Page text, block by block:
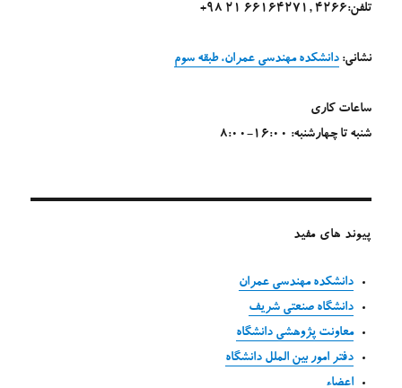
تلفن:4266 ,66164271 21 98+
نشانی:دانشکده مهندسی عمران، طبقه سوم
ساعات کاری
شنبه تا چهارشنبه: 16:00-8:00
پیوند های مفید
دانشکده مهندسی عمران
دانشگاه صنعتی شریف
معاونت پژوهشی دانشگاه
دفتر امور بین الملل دانشگاه
اعضاء